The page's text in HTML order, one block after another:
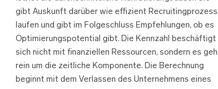
gibt Auskunft darüber wie effizient
laufen und gibt im Folgeschluss Empfehlungen, ob es
Optimierungspotential gibt. Die Kennzahl beschäftigt
sich nicht mit finanziellen Ressourcen, sondern es
rein um die zeitliche Komponente. Die Berechnung
beginnt mit dem Verlassen des Unternehmens eines